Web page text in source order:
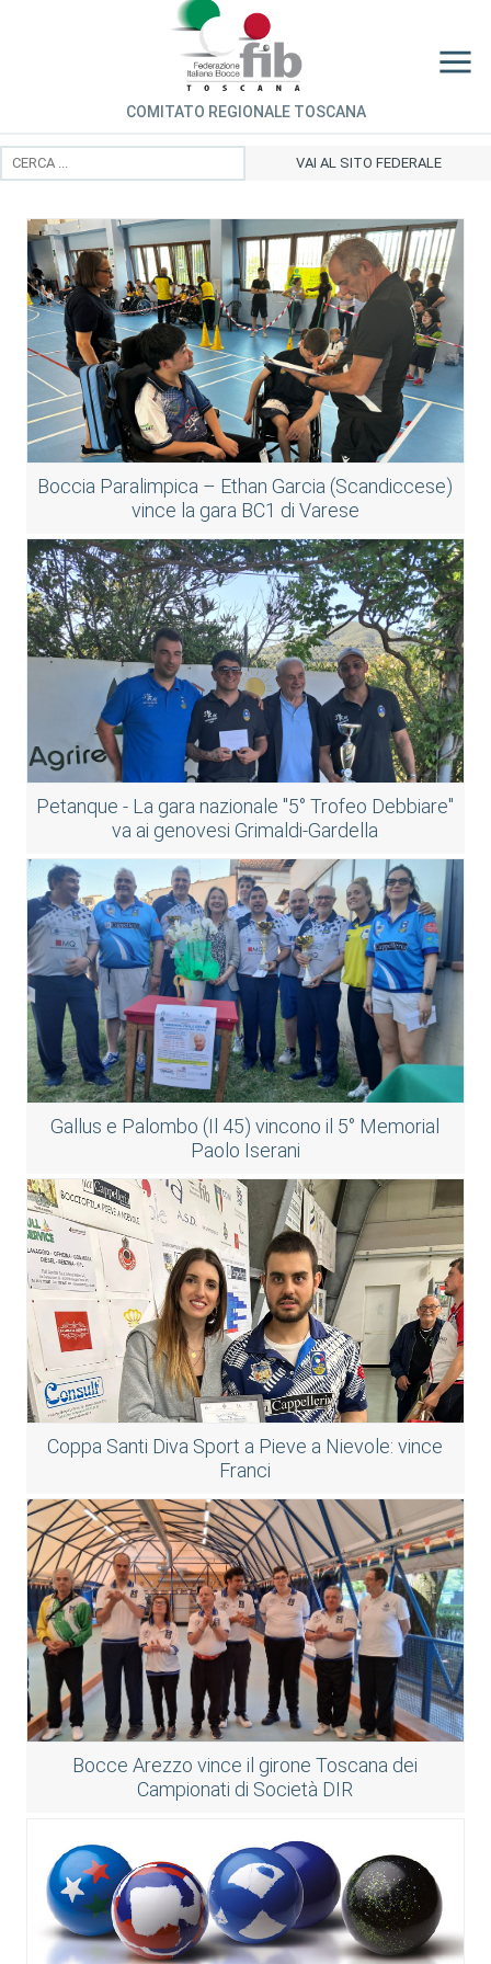
COMITATO REGIONALE TOSCANA
VAI AL SITO FEDERALE
Boccia Paralimpica – Ethan Garcia (Scandiccese)
vince la gara BC1 di Varese
Petanque - La gara nazionale "5° Trofeo Debbiare"
va ai genovesi Grimaldi-Gardella
Gallus e Palombo (Il 45) vincono il 5° Memorial
Paolo Iserani
Coppa Santi Diva Sport a Pieve a Nievole: vince
Franci
Bocce Arezzo vince il girone Toscana dei
Campionati di Società DIR